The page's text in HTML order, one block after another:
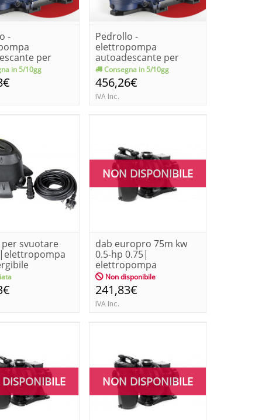
-
per
3m
in 5/10gg
Pedrollo -
elettropompa
autoadescante per
piscina magnifica 4m
[k...
Consegna in 5/10gg
456,26€
IVA Inc.
svuotare
da...
NON DISPONIBILE
dab europro 75m kw
0.5-hp 0.75|
elettropompa
centrifuga per pisc...
Non disponibile
241,83€
IVA Inc.
NON DISPONIBILE